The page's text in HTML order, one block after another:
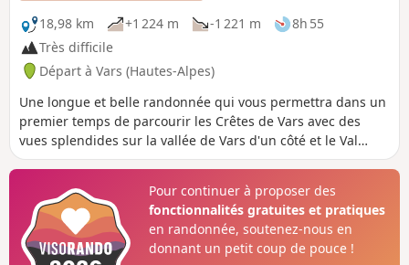
18,98 km
+1 224 m -1 221 m
8h 55
Très difficile
Départ à Vars (Hautes-Alpes)
Une longue et belle randonnée qui vous permettra dans un
premier temps de parcourir les Crêtes de Vars avec des
vues splendides sur la vallée de Vars d'un côté et le Val
d'Escreins de l'autre. En ouvrant les yeux, vous pourrez
temps, vous rejoindrez le Vallon de Laugier qui conduit au
Col de Sérenne qui surplombe le Val d'Escreins. Le retour
par un sentier en balcon vous offrira un très beau
panorama.
Pour continuer à proposer des
fonctionnalités gratuites et pratiques
en randonnée, soutenez-nous en
donnant un petit coup de pouce !